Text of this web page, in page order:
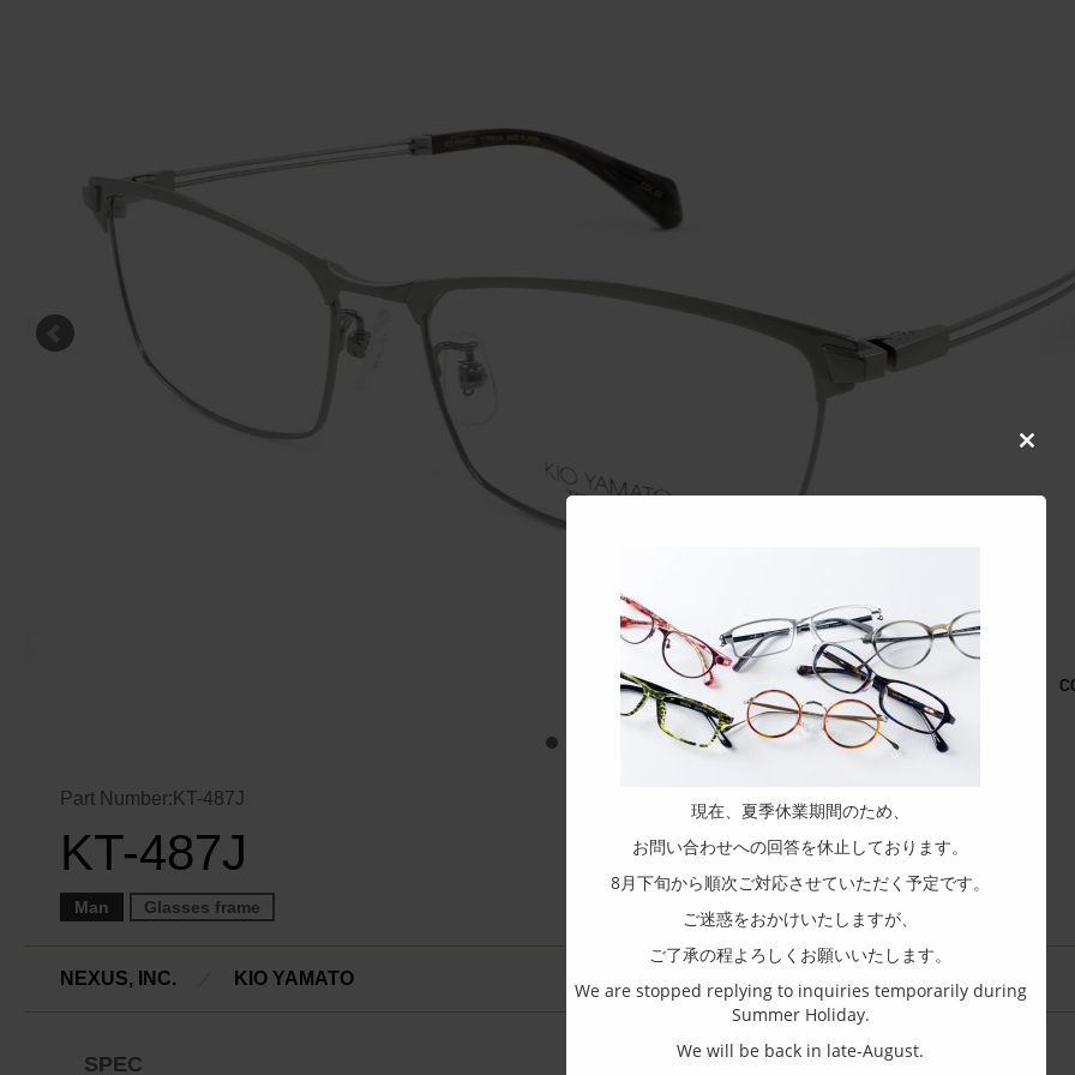
Part Number:KT-487J
KT-487J
Man Glasses frame
NEXUS, INC. KIO YAMATO
SPEC
module
現在、夏季休業期間のため、
お問い合わせへの回答を休止しております。
8月下旬から順次ご対応させていただく予定です。
ご迷惑をおかけいたしますが、
ご了承の程よろしくお願いいたします。
We are stopped replying to inquiries temporarily during
Summer Holiday.
We will be back in late-August.